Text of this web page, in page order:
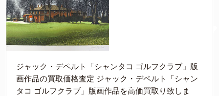
ジャック・デペルト「シャンタコ ゴルフクラブ」版
画作品の買取価格査定 ジャック・デペルト「シャン
タコ ゴルフクラブ」版画作品を高価買取り致しま